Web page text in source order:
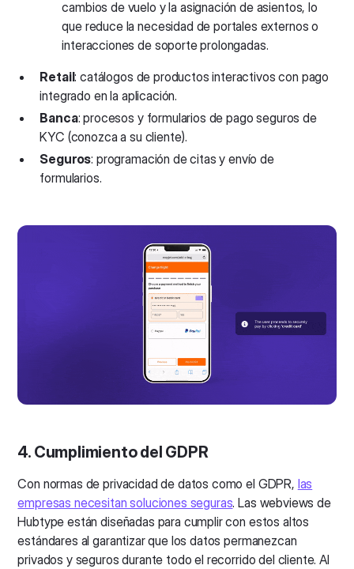
cambios de vuelo y la asignación de asientos, lo
que reduce la necesidad de portales externos o
interacciones de soporte prolongadas.
Retail: catálogos de productos interactivos con pago
integrado en la aplicación.
Banca: procesos y formularios de pago seguros de
KYC (conozca a su cliente).
Seguros: programación de citas y envío de
formularios.
4. Cumplimiento del GDPR
Con normas de privacidad de datos como el GDPR, las
empresas necesitan soluciones seguras. Las webviews de
Hubtype están diseñadas para cumplir con estos altos
estándares al garantizar que los datos permanezcan
privados y seguros durante todo el recorrido del cliente. Al